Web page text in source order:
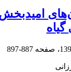
887-897